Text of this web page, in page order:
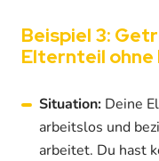
Beispiel 3:
Elternteil ohne
Situation: Deine
arbeitslos und
arbeitet. Du hast